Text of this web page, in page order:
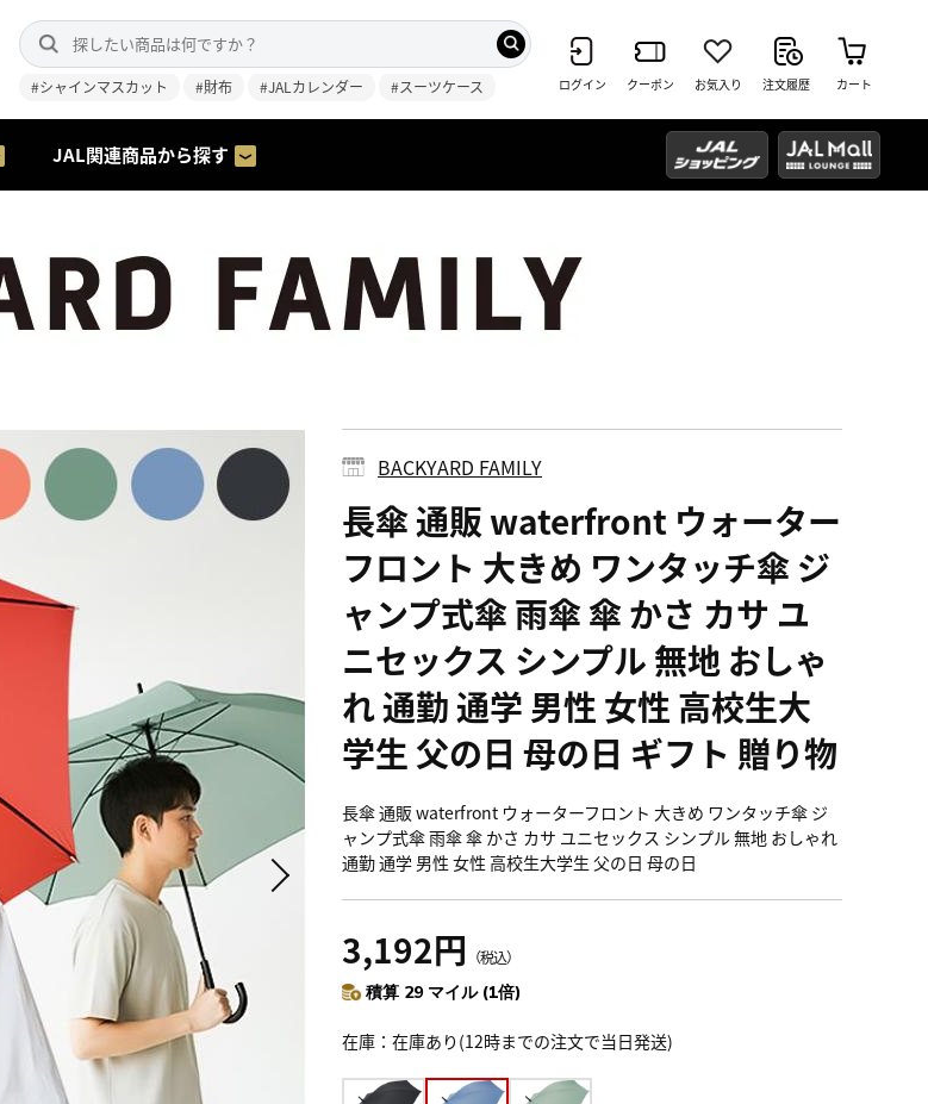
#シャインマスカット #財布 #JALカレンダー #スーツケース ログイン クーポン お気入り 注文履歴 カート
JAL関連商品から探す
BACKYARD FAMILY
長傘 通販 waterfront ウォーター
フロント 大きめ ワンタッチ傘 ジ
ャンプ式傘 雨傘 傘 かさ カサ ユ
ニセックス シンプル 無地 おしゃ
れ 通勤 通学 男性 女性 高校生大
学生 父の日 母の日 ギフト 贈り物
長傘 通販 waterfront ウォーターフロント 大きめ ワンタッチ傘 ジ
ャンプ式傘 雨傘 傘 かさ カサ ユニセックス シンプル 無地 おしゃれ
通勤 通学 男性 女性 高校生大学生 父の日 母の日
3,192円 （税込）
積算 29 マイル (1倍)
在庫 在庫あり(12時までの注文で当日発送)